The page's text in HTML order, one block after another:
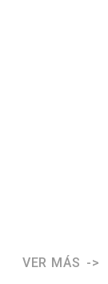
VER MÁS